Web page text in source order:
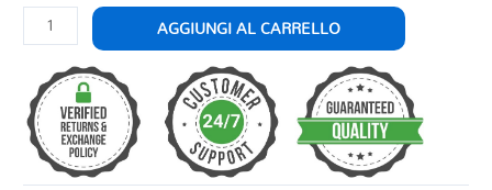
NABUCCO
-
SINFONIA
quantità
AGGIUNGI AL CARRELLO